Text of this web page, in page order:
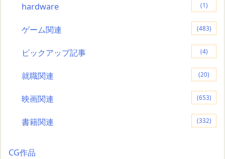
hardware (1)
ゲーム関連 (483)
ピックアップ記事 (4)
就職関連 (20)
映画関連 (653)
書籍関連 (332)
CG作品